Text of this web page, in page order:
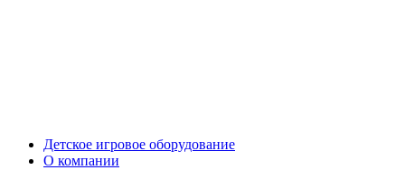
Детское игровое оборудование
О компании